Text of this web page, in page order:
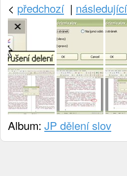
< předchozí| následující
Album: JP dělení slov